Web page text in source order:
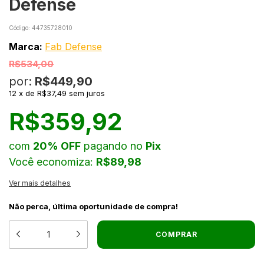
Defense
Código: 44735728010
Marca: Fab Defense
R$534,00
por: R$449,90
12 x de R$37,49 sem juros
R$359,92
com 20% OFF pagando no Pix
Você economiza: R$89,98
Ver mais detalhes
Não perca, última oportunidade de compra!